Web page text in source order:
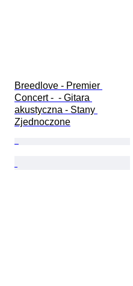
Breedlove - Premier
Concert -  - Gitara
akustyczna - Stany
Zjednoczone